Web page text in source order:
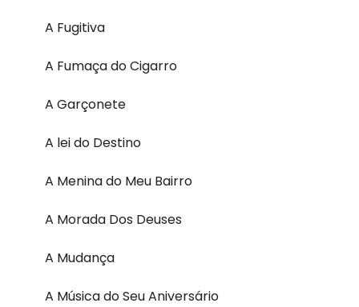
A Fugitiva
A Fumaça do Cigarro
A Garçonete
A lei do Destino
A Menina do Meu Bairro
A Morada Dos Deuses
A Mudança
A Música do Seu Aniversário